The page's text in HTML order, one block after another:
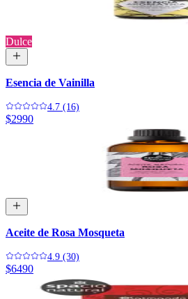
Dulce
Esencia de Vainilla
4.7 (16)
$2990
Aceite de Rosa Mosqueta
4.9 (30)
$6490